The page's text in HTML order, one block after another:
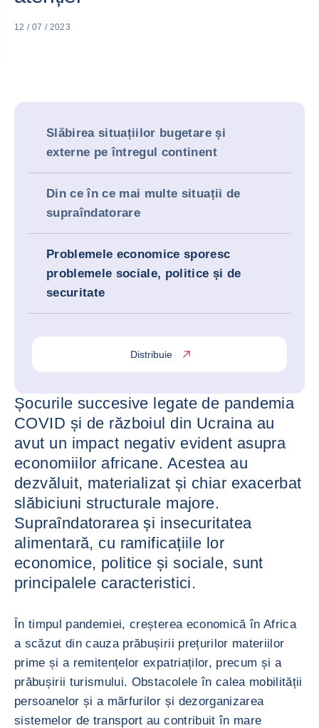
12 / 07 / 2023
Slăbirea situațiilor bugetare și
externe pe întregul continent
Din ce în ce mai multe situații de
supraîndatorare
Problemele economice sporesc
problemele sociale, politice și de
securitate
Distribuie
Șocurile succesive legate de pandemia
COVID și de războiul din Ucraina au
avut un impact negativ evident asupra
economiilor africane. Acestea au
dezvăluit, materializat și chiar exacerbat
slăbiciuni structurale majore.
Supraîndatorarea și insecuritatea
alimentară, cu ramificațiile lor
economice, politice și sociale, sunt
principalele caracteristici.
În timpul pandemiei, creșterea economică în Africa
a scăzut din cauza prăbușirii prețurilor materiilor
prime și a remitențelor expatriaților, precum și a
prăbușirii turismului. Obstacolele în calea mobilității
persoanelor și a mărfurilor și dezorganizarea
sistemelor de transport au contribuit în mare